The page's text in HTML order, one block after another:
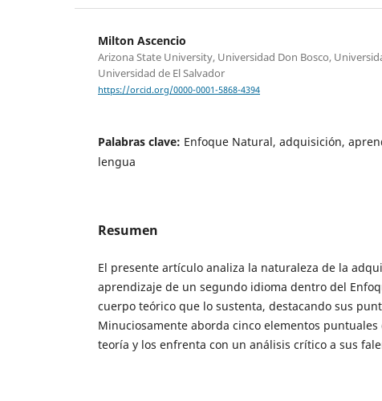
Milton Ascencio
Arizona State University, Universidad Don Bosco,
Universidad de El Salvador
https://orcid.org/0000-0001-5868-4394
Palabras clave: Enfoque Natural, adquisición,
lengua
Resumen
El presente artículo analiza la naturaleza de la
aprendizaje de un segundo idioma dentro del
cuerpo teórico que lo sustenta, destacando sus
Minuciosamente aborda cinco elementos puntuales
teoría y los enfrenta con un análisis crítico a sus